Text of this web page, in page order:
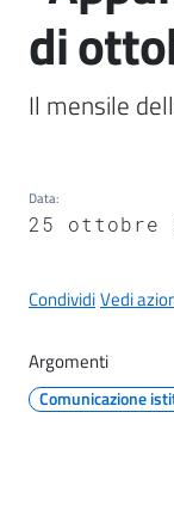
Novità
Menu
Servizi
Comune
p
p
di
Il mensile
Data:
25 ottobre
CondividiVedi
Argomenti
Comunicazione